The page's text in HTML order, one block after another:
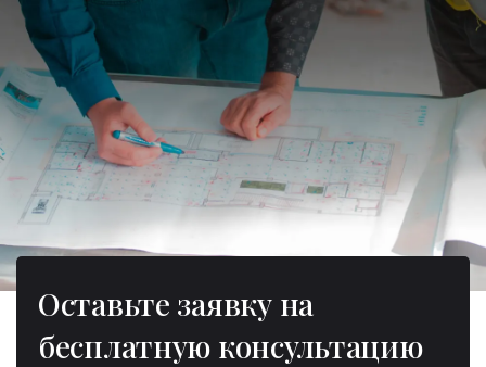
Оставьте заявку на
бесплатную консультацию